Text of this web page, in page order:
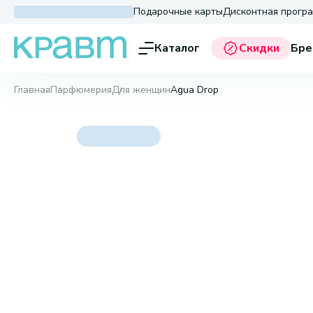
Подарочные картыДисконтная
Каталог Скидки
ГлавнаяПарфюмерияДля женщинAgua Drop